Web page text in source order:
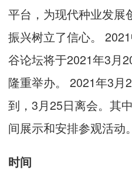
平台，为现代种业发展
振兴树立了信心。
谷论坛将于2021年3月
隆重举办。 2021年3月
到，3月25日离会。其
间展示和安排参观活动。
时间